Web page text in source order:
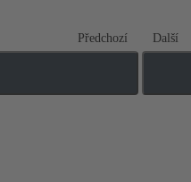
Předchozí Další